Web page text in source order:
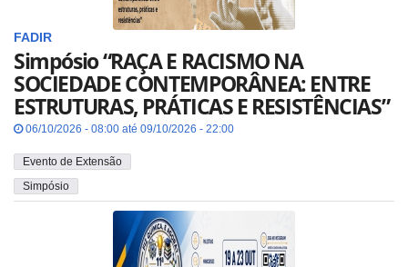
FADIR
Simpósio “RAÇA E RACISMO NA
SOCIEDADE CONTEMPORÂNEA: ENTRE
ESTRUTURAS, PRÁTICAS E RESISTÊNCIAS”
06/10/2026 - 08:00 até 09/10/2026 - 22:00
Evento de Extensão
Simpósio